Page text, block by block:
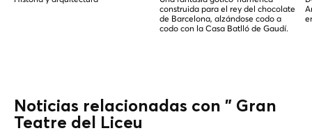
construida para el rey del chocolate
de Barcelona, alzándose codo a
codo con la Casa Batlló de Gaudí.
Noticias relacionadas con " Gran
Teatre del Liceu